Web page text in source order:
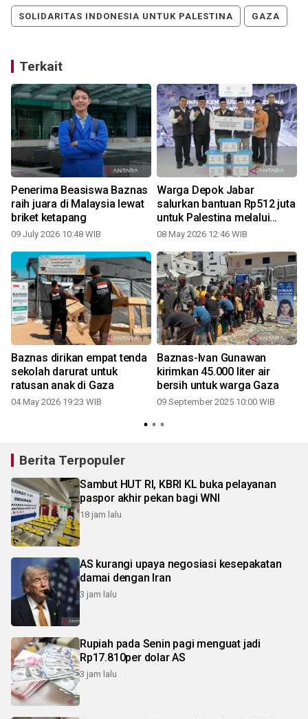
SOLIDARITAS INDONESIA UNTUK PALESTINA GAZA
Terkait
Penerima Beasiswa Baznas
raih juara di Malaysia lewat
briket ketapang
09 July 2026 10:48 WIB
Warga Depok Jabar
salurkan bantuan Rp512 juta
untuk Palestina melalui
Baznas
08 May 2026 12:46 WIB
Baznas dirikan empat tenda
sekolah darurat untuk
ratusan anak di Gaza
04 May 2026 19:23 WIB
Baznas-Ivan Gunawan
kirimkan 45.000 liter air
bersih untuk warga Gaza
09 September 2025 10:00 WIB
Berita Terpopuler
Sambut HUT RI, KBRI KL buka pelayanan
paspor akhir pekan bagi WNI
18 jam lalu
AS kurangi upaya negosiasi kesepakatan
damai dengan Iran
3 jam lalu
Rupiah pada Senin pagi menguat jadi
Rp17.810per dolar AS
3 jam lalu